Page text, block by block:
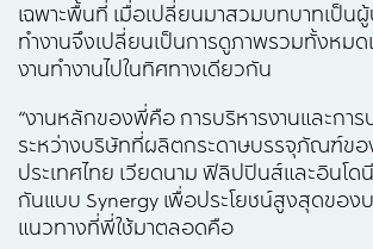
เฉพาะพื้นที่ เมื่อเปลี่ยนมาสวมบทบาทเป็นผู้
ทำงานจึงเปลี่ยนเป็นการดูภาพรวมทั้งหม
งานทำงานไปในทิศทางเดียวกัน
“งานหลักของพี่คือ การบริหารงานและการ
ระหว่างบริษัทที่ผลิตกระดาษบรรจุภัณฑ์ของ
ประเทศไทย เวียดนาม ฟิลิปปินส์และอินโดนี
กันแบบ Synergy เพื่อประโยชน์สูงสุดของ
แนวทางที่พี่ใช้มาตลอดคือ